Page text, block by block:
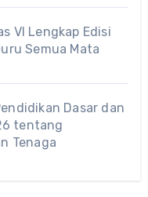
VI Lengkap Edisi
Semua Mata
Dasar dan
tentang
Tenaga